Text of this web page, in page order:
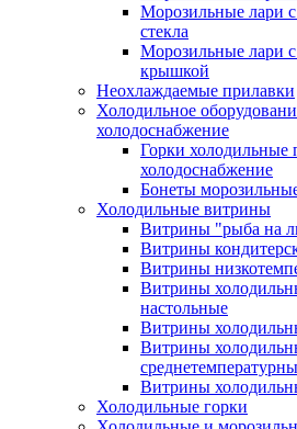
Морозильные лари
стекла
Морозильные лари
крышкой
Неохлаждаемые прилавки
Холодильное
холодоснабжение
Горки холодильные
холодоснабжение
Бонеты
Холодильные витрины
Витрины "рыба на
Витрины
Витрины
Витрины
настольные
Витрины
Витрины
Витрины
Холодильные горки